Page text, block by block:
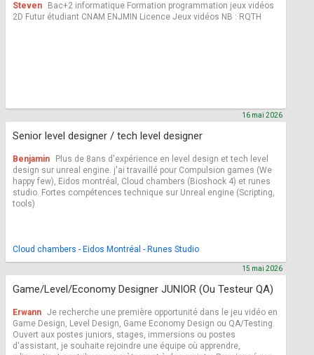
Steven
Bac+2 informatique Formation programmation jeux vidéos
2D Futur étudiant CNAM ENJMIN Licence Jeux vidéos NB : RQTH
Senior level designer / tech level designer
16 mai 2026
Benjamin
Plus de 8ans d'expérience en level design et tech level
design sur unreal engine. j'ai travaillé pour Compulsion games (We
happy few), Eidos montréal, Cloud chambers (Bioshock 4) et runes
studio. Fortes compétences technique sur Unreal engine (Scripting,
tools)
Cloud chambers - Eidos Montréal - Runes Studio
Game/Level/Economy Designer JUNIOR (Ou Testeur QA)
15 mai 2026
Erwann Je recherche une première opportunité dans le jeu vidéo en
Game Design, Level Design, Game Economy Design ou QA/Testing.
Ouvert aux postes juniors, stages, immersions ou postes
d'assistant, je souhaite rejoindre une équipe où apprendre,